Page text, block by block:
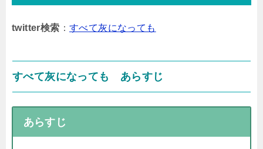
twitter検索 ：すべて灰になっても
すべて灰になっても あらすじ
あらすじ